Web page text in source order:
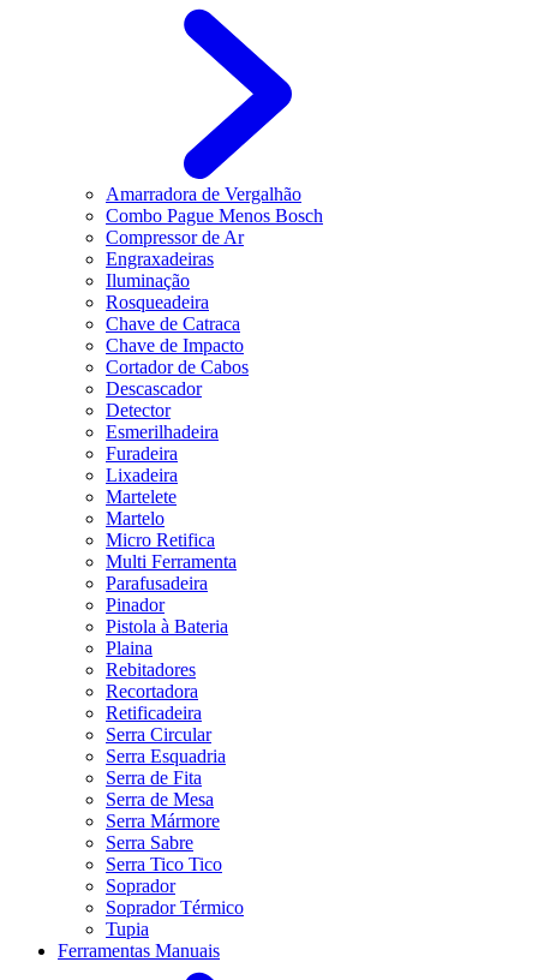
Amarradora de Vergalhão
Combo Pague Menos Bosch
Compressor de Ar
Engraxadeiras
Iluminação
Rosqueadeira
Chave de Catraca
Chave de Impacto
Cortador de Cabos
Descascador
Detector
Esmerilhadeira
Furadeira
Lixadeira
Martelete
Martelo
Micro Retifica
Multi Ferramenta
Parafusadeira
Pinador
Pistola à Bateria
Plaina
Rebitadores
Recortadora
Retificadeira
Serra Circular
Serra Esquadria
Serra de Fita
Serra de Mesa
Serra Mármore
Serra Sabre
Serra Tico Tico
Soprador
Soprador Térmico
Tupia
Ferramentas Manuais